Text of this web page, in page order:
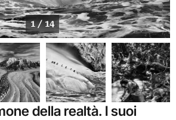
1 / 14
della realtà. I suoi